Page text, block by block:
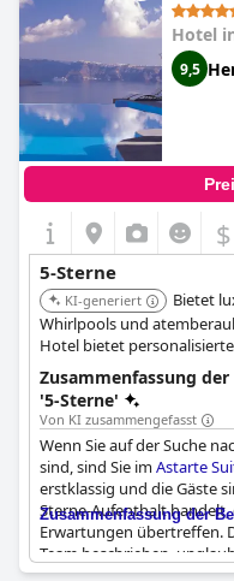
Hotel
9,5
$
5-Sterne
KI-generiert
Bietet
Whirlpools und
Hotel bietet
ruhige Atmosphäre. Seine
abgelegenen und
Zusammenfassung
'5-Sterne'
Von KI zusammengefasst
Wenn Sie auf der Suche
sind, sind Sie imAstarte
erstklassig und die Gäste
Sterne-Aufenthalt
Erwartungen übertreffen.
Team beschrieben,
professionell. Genießen
Zusammenfassung der